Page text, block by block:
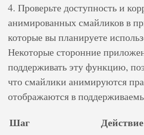
4. Проверьте доступность и
анимированных смайликов в
которые вы планируете
Некоторые сторонние
поддерживать эту функцию,
что смайлики анимируются
отображаются в
Шаг Действие